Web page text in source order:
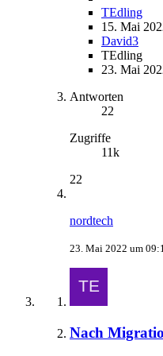
TEdling
15. Mai
David3
TEdling
23. Mai
Antworten
22
Zugriffe
11k
22
nordtech
23. Mai 2022 um
Nach